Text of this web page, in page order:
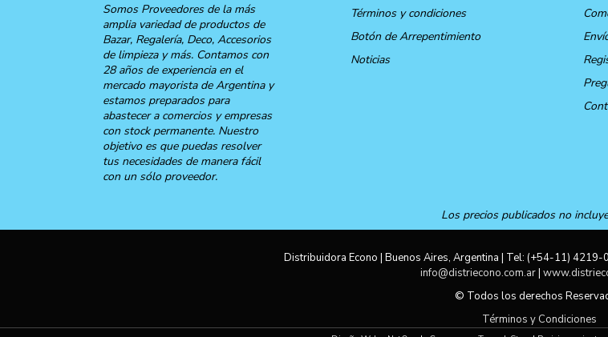
Somos Proveedores de la más
amplia variedad de productos de
Bazar, Regalería, Deco, Accesorios
de limpieza y más. Contamos con
28 años de experiencia en el
mercado mayorista de Argentina y
estamos preparados para
abastecer a comercios y empresas
con stock permanente. Nuestro
objetivo es que puedas resolver
tus necesidades de manera fácil
con un sólo proveedor.
Términos y condiciones
Botón de Arrepentimiento
Noticias
Los precios publicados no
Distribuidora Econo | Buenos Aires, Argentina | Tel: (+54-11) 4219-
info@distriecono.com.ar|
© Todos los derechos
Términos y Condiciones